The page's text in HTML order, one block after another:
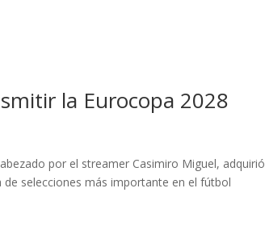
la Eurocopa 2028
por el streamer Casimiro Miguel, adquirió
selecciones más importante en el fútbol